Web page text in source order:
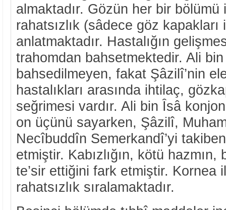
almaktadır. Gözün her bir bölümü
rahatsızlık (sâdece göz
anlatmaktadır. Hastalığın
trahomdan bahsetmektedir. Ali
bahsedilmeyen, fakat Şâzilî’nin
hastalıkları arasında ihtilaç,
seğrimesi vardır. Ali bin Îsâ
on üçünü sayarken, Şâzilî,
Necîbuddîn Semerkandî’yi
etmiştir. Kabızlığın, kötü hazmın,
te’sir ettiğini fark etmiştir. Kornea
rahatsızlık sıralamaktadır.